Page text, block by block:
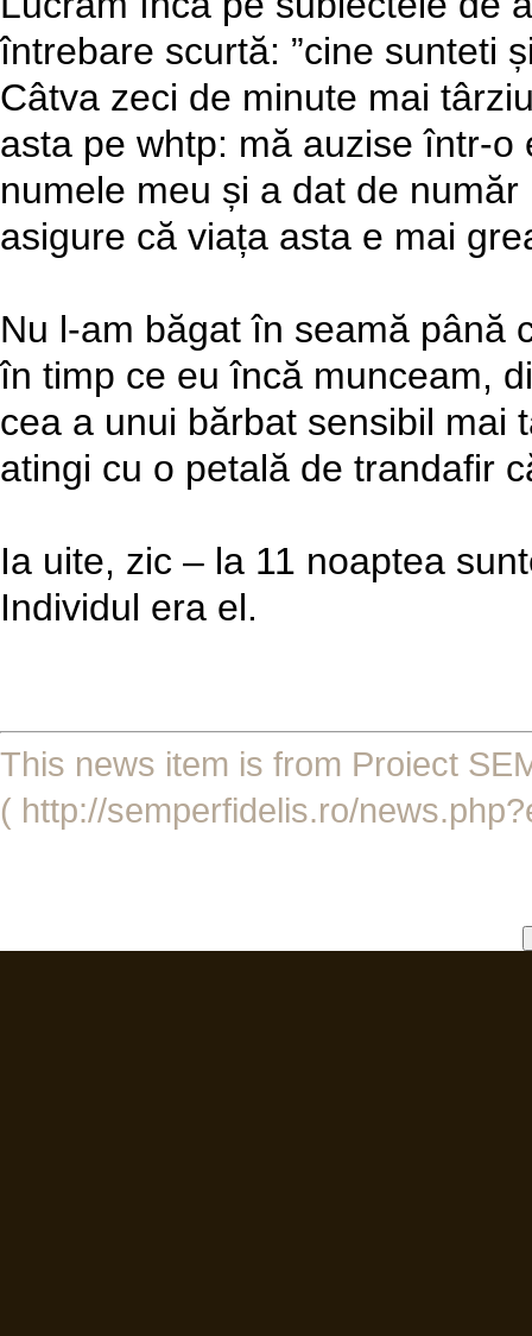
întrebare scurtă: ”cine sunteti
Câtva zeci de minute mai
asta pe whtp: mă auzise într-
numele meu și a dat de
asigure că viața asta e mai
Nu l-am băgat în seamă până
în timp ce eu încă munceam,
cea a unui bărbat sensibil mai
atingi cu o petală de trandafir
Ia uite, zic – la 11 noaptea
Individul era el.
This news item is from Proiect
( http://semperfidelis.ro/